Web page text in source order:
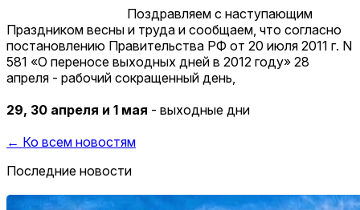
Поздравляем с наступающим
Праздником весны и труда и сообщаем, что согласно
постановлению Правительства РФ от 20 июля 2011 г. N
581 «О переносе выходных дней в 2012 году» 28
апреля - рабочий сокращенный день,
29, 30 апреля и 1 мая - выходные дни
← Ко всем новостям
Последние новости